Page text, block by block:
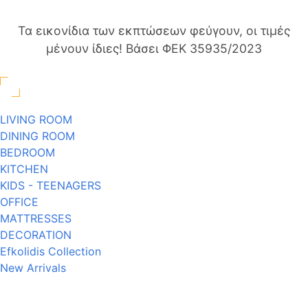
Τα εικονίδια των εκπτώσεων φεύγουν, οι τιμές
μένουν ίδιες! Βάσει ΦΕΚ 35935/2023
LIVING ROOM
DINING ROOM
BEDROOM
KITCHEN
KIDS - TEENAGERS
OFFICE
MATTRESSES
DECORATION
Efkolidis Collection
New Arrivals